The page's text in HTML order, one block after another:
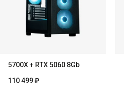
5700X + RTX 5060 8Gb
110 499 ₽